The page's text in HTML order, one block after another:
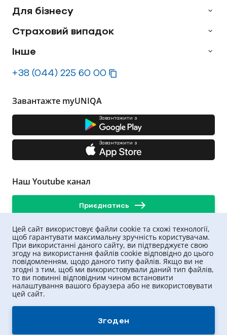
Для бізнесу
Страховий випадок
Інше
+38 (044) 225 60 00
Завантажте myUNIQA
Завантажити з
Завантажити з
Наш Youtube канал
Приєднатись
2026.
Цей сайт використовує файли cookie та схожі технології,
щоб гарантувати максимальну зручність користувачам.
При використанні даного сайту, ви підтверджуєте свою
згоду на використання файлів cookie відповідно до цього
повідомленням, щодо даного типу файлів. Якщо ви не
згодні з тим, щоб ми використовували даний тип файлів,
то ви повинні відповідним чином встановити
налаштування вашого браузера або не використовувати
цей сайт.
Згоден